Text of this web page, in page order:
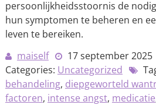
persoonlijkheidsstoornis de
hun symptomen te beheren en
leven te bereiken.
maiself
17 september 2025
Categories: Uncategorized
behandeling, diepgeworteld
factoren, intense angst, medicatie